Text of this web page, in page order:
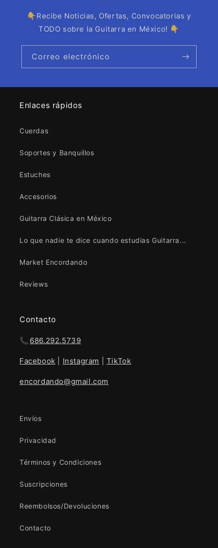
👇Recibe Noticias, Ofertas, Convocatorias y
TODO sobre la Guitarra en México! 👇
Correo electrónico
Enlaces rápidos
Cuerdas
Soportes y Banquillos
Estuches
Accesorios
Guitarra Clásica en México
Lo que nadie te dice cuando estudias Guitarra...
Market Encordando
Reviews
Contacto
📞 686.292.5739
Facebook Instagram TikTok
encordando@gmail.com
Envíos
Privacidad
Términos y Condiciones
Suscripciones
Reembolsos/Devoluciones
Contacto